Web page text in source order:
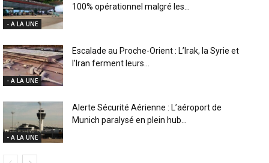
- A LA UNE
100% opérationnel malgré les...
- A LA UNE
Escalade au Proche-Orient : L’Irak, la Syrie et
l’Iran ferment leurs...
- A LA UNE
Alerte Sécurité Aérienne : L’aéroport de
Munich paralysé en plein hub...